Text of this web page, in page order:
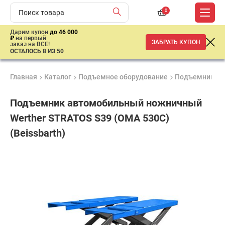
0
Дарим купон до 46 000
₽ на первый
заказ на ВСЕ!
ОСТАЛОСЬ 8 ИЗ 50
ЗАБРАТЬ КУПОН
Главная Каталог Подъемное оборудование Подъемники
Подъемник автомобильный ножничный
Werther STRATOS S39 (OMA 530C)
(Beissbarth)
ниже